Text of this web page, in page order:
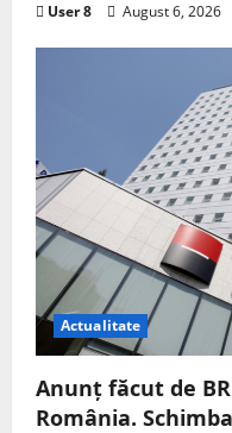
User 8 August 6, 2026
Actualitate
Anunț făcut de
România.